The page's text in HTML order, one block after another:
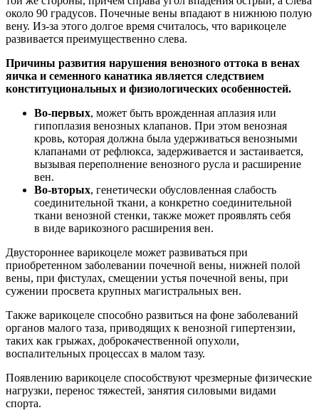
около 90 градусов. Почечные вены впадают в нижнюю полую
вену. Из-за этого долгое время считалось, что варикоцеле
развивается преимущественно слева.
Причины развития нарушения венозного оттока в венах
яичка и семенного канатика является следствием
конституциональных и физиологических особенностей.
Во-первых, может быть врожденная аплазия или
гипоплазия венозных клапанов. При этом венозная
кровь, которая должна была удерживаться венозными
клапанами от рефлюкса, задерживается и застаивается,
вызывая переполнение венозного русла и расширение
вен.
Во-вторых, генетически обусловленная слабость
соединительной ткани, а конкретно соединительной
ткани венозной стенки, также может проявлять себя
в виде варикозного расширения вен.
Двустороннее варикоцеле может развиваться при
приобретенном заболевании почечной вены, нижней полой
вены, при фистулах, смещении устья почечной вены, при
сужении просвета крупных магистральных вен.
Также варикоцеле способно развиться на фоне заболеваний
органов малого таза, приводящих к венозной гипертензии,
таких как грыжах, доброкачественной опухоли,
воспалительных процессах в малом тазу.
Появлению варикоцеле способствуют чрезмерные физические
нагрузки, перенос тяжестей, занятия силовыми видами
спорта.